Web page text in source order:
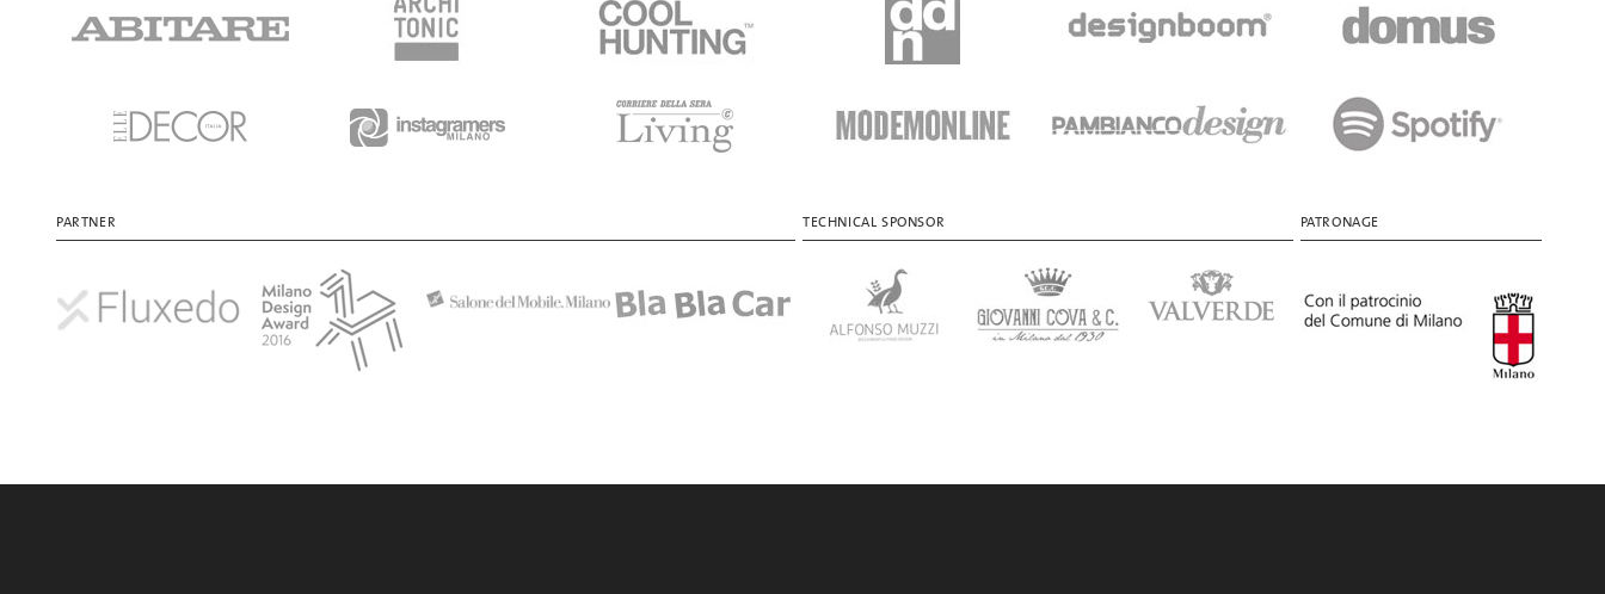
PARTNER TECHNICAL SPONSOR PATRONAGE